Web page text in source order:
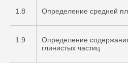
1.8 Определение средней
1.9
Определение
глинистых частиц